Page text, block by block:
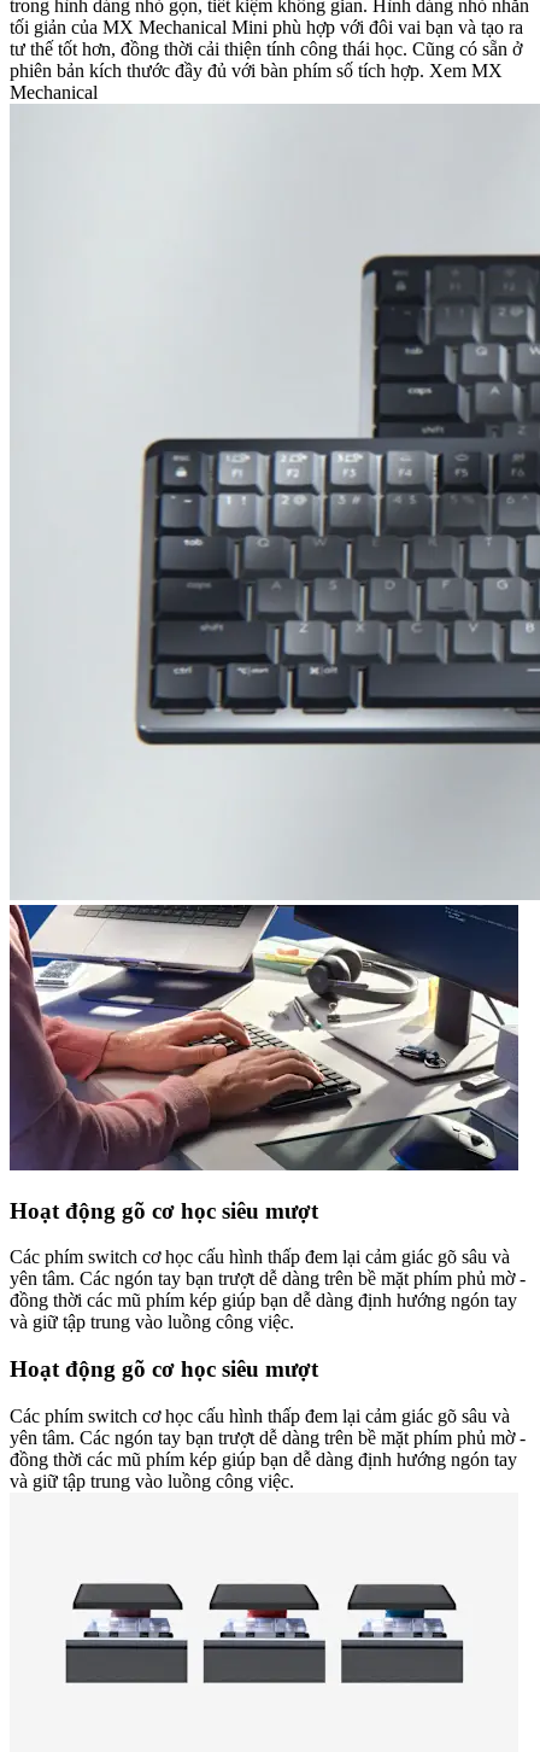
trong hình dáng nhỏ gọn, tiết kiệm không gian. Hình dáng nhỏ nhắn
tối giản của MX Mechanical Mini phù hợp với đôi vai bạn và tạo ra
tư thế tốt hơn, đồng thời cải thiện tính công thái học. Cũng có sẵn ở
phiên bản kích thước đầy đủ với bàn phím số tích hợp. Xem MX
Mechanical
Hoạt động gõ cơ học siêu mượt
Các phím switch cơ học cấu hình thấp đem lại cảm giác gõ sâu và
yên tâm. Các ngón tay bạn trượt dễ dàng trên bề mặt phím phủ mờ -
đồng thời các mũ phím kép giúp bạn dễ dàng định hướng ngón tay
và giữ tập trung vào luồng công việc.
Hoạt động gõ cơ học siêu mượt
Các phím switch cơ học cấu hình thấp đem lại cảm giác gõ sâu và
yên tâm. Các ngón tay bạn trượt dễ dàng trên bề mặt phím phủ mờ -
đồng thời các mũ phím kép giúp bạn dễ dàng định hướng ngón tay
và giữ tập trung vào luồng công việc.